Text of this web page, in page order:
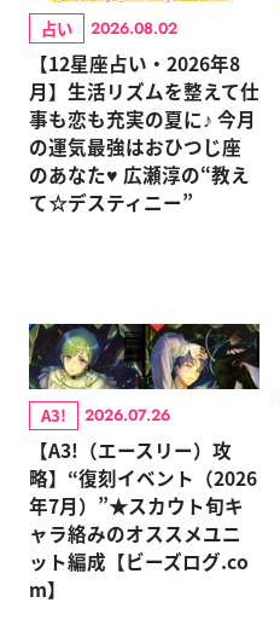
占い 2026.08.02
【12星座占い・2026年8
月】生活リズムを整えて仕
事も恋も充実の夏に♪ 今月
の運気最強はおひつじ座
のあなた♥ 広瀬淳の“教え
て☆デスティニー”
A3! 2026.07.26
【A3!（エースリー）攻
略】“復刻イベント（2026
年7月）”★スカウト旬キ
ャラ絡みのオススメユニ
ット編成【ビーズログ.co
m】